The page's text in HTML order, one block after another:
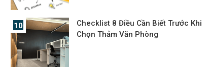
Checklist 8 Điều Cần Biết Trước Khi
Chọn Thảm Văn Phòng